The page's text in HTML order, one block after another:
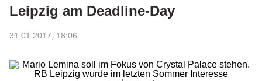
Leipzig am Deadline-Day
31.01.2017, 18:06